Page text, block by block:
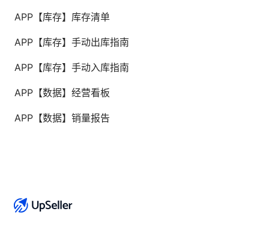
APP【库存】库存清单
APP【库存】手动出库指南
APP【库存】手动入库指南
APP【数据】经营看板
APP【数据】销量报告